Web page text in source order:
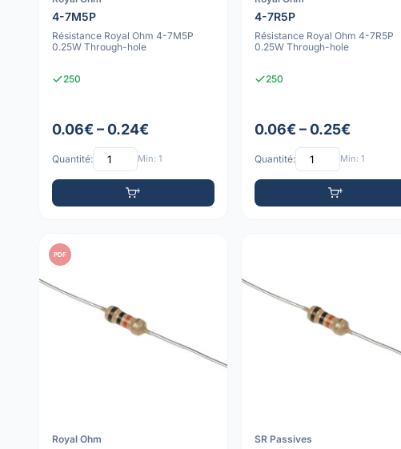
4-7M5P
Résistance Royal Ohm 4-7M5P
0.25W Through-hole
250
0.06€ – 0.24€
Quantité: Min: 1
4-7R5P
Résistance Royal Ohm 4-7R5P
0.25W Through-hole
250
0.06€ – 0.25€
Quantité: Min: 1
PDF
Royal Ohm SR Passives